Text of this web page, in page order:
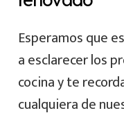
Esperamos que
a esclarecer los
cocina y te
cualquiera de